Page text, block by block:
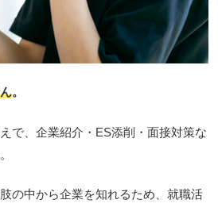
。
で、企業紹介・ES添削・面接対策な
の中から企業を知れるため、就職活